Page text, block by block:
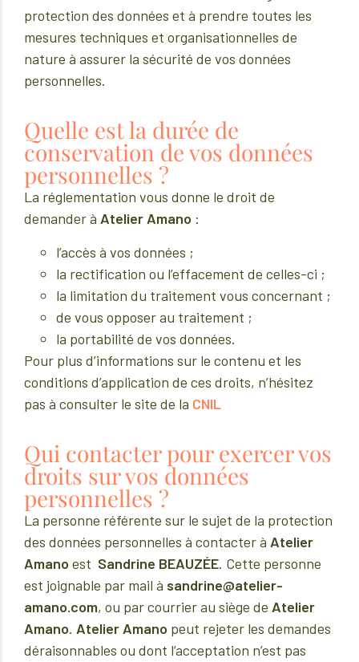
protection des données et à prendre toutes les
mesures techniques et organisationnelles de
nature à assurer la sécurité de vos données
personnelles.
Quelle est la durée de
conservation de vos données
personnelles ?
La réglementation vous donne le droit de
demander à Atelier Amano :
l’accès à vos données ;
la rectification ou l’effacement de celles-ci ;
la limitation du traitement vous concernant ;
de vous opposer au traitement ;
la portabilité de vos données.
Pour plus d’informations sur le contenu et les
conditions d’application de ces droits, n’hésitez
pas à consulter le site de la CNIL
Qui contacter pour exercer vos
droits sur vos données
personnelles ?
La personne référente sur le sujet de la protection
des données personnelles à contacter à Atelier
Amano est Sandrine BEAUZÉE. Cette personne
est joignable par mail à sandrine@atelier-
amano.com, ou par courrier au siège de Atelier
Amano. Atelier Amano peut rejeter les demandes
déraisonnables ou dont l’acceptation n’est pas